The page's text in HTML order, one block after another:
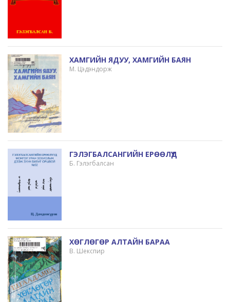
ХАМГИЙН ЯДУУ, ХАМГИЙН БАЯН
М. Цэдэндорж
ГЭЛЭГБАЛСАНГИЙН ЕРӨӨЛҮҮД
Б. Гэлэгбалсан
ХӨГЛӨГӨР АЛТАЙН БАРАА
В. Шекспир